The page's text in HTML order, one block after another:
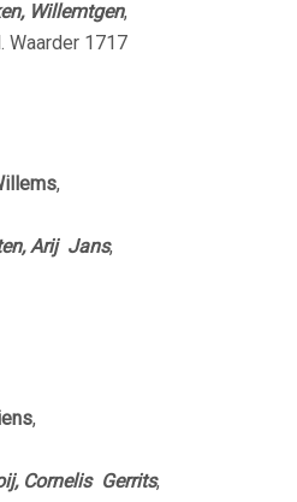
Willemtgen,
Waarder 1717
,
Arij Jans,
,
Cornelis Gerrits,